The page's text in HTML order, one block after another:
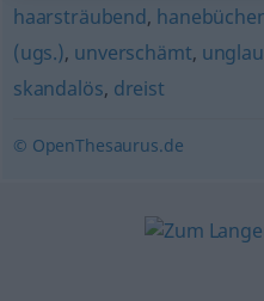
haarsträubend,
(ugs.), unverschämt,
skandalös, dreist
© OpenThesaurus.de